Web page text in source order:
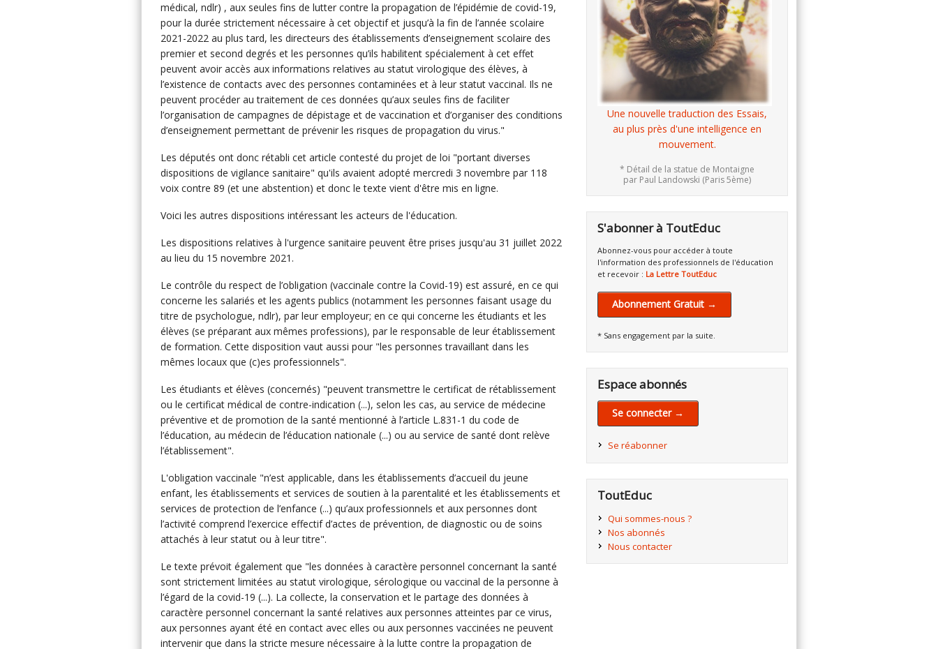
médical, ndlr) , aux seules fins de lutter contre la propagation de l’épidémie de covid-19,
pour la durée strictement nécessaire à cet objectif et jusqu’à la fin de l’année scolaire
2021-2022 au plus tard, les directeurs des établissements d’enseignement scolaire des
premier et second degrés et les personnes qu’ils habilitent spécialement à cet effet
peuvent avoir accès aux informations relatives au statut virologique des élèves, à
l’existence de contacts avec des personnes contaminées et à leur statut vaccinal. Ils ne
peuvent procéder au traitement de ces données qu’aux seules fins de faciliter
l’organisation de campagnes de dépistage et de vaccination et d’organiser des conditions
d’enseignement permettant de prévenir les risques de propagation du virus."
Les députés ont donc rétabli cet article contesté du projet de loi "portant diverses
dispositions de vigilance sanitaire" qu'ils avaient adopté mercredi 3 novembre par 118
voix contre 89 (et une abstention) et donc le texte vient d'être mis en ligne.
Voici les autres dispositions intéressant les acteurs de l'éducation.
Les dispositions relatives à l'urgence sanitaire peuvent être prises jusqu'au 31 juillet 2022
au lieu du 15 novembre 2021.
Le contrôle du respect de l’obligation (vaccinale contre la Covid-19) est assuré, en ce qui
concerne les salariés et les agents publics (notamment les personnes faisant usage du
titre de psychologue, ndlr), par leur employeur; en ce qui concerne les étudiants et les
élèves (se préparant aux mêmes professions), par le responsable de leur établissement
de formation. Cette disposition vaut aussi pour "les personnes travaillant dans les
mêmes locaux que (c)es professionnels".
Les étudiants et élèves (concernés) "peuvent transmettre le certificat de rétablissement
ou le certificat médical de contre-indication (...), selon les cas, au service de médecine
préventive et de promotion de la santé mentionné à l’article L.831-1 du code de
l’éducation, au médecin de l’éducation nationale (...) ou au service de santé dont relève
l’établissement".
L'obligation vaccinale "n’est applicable, dans les établissements d’accueil du jeune
enfant, les établissements et services de soutien à la parentalité et les établissements et
services de protection de l’enfance (...) qu’aux professionnels et aux personnes dont
l’activité comprend l’exercice effectif d’actes de prévention, de diagnostic ou de soins
attachés à leur statut ou à leur titre".
Le texte prévoit également que "les données à caractère personnel concernant la santé
sont strictement limitées au statut virologique, sérologique ou vaccinal de la personne à
l’égard de la covid-19 (...). La collecte, la conservation et le partage des données à
caractère personnel concernant la santé relatives aux personnes atteintes par ce virus,
aux personnes ayant été en contact avec elles ou aux personnes vaccinées ne peuvent
intervenir que dans la stricte mesure nécessaire à la lutte contre la propagation de
Une nouvelle traduction des Essais,
au plus près d'une intelligence en
mouvement.
* Détail de la statue de Montaigne
par Paul Landowski (Paris 5ème)
S'abonner à ToutEduc
Abonnez-vous pour accéder à toute
l'information des professionnels de l'éducation
et recevoir : La Lettre ToutEduc
Abonnement Gratuit →
* Sans engagement par la suite.
Espace abonnés
Se connecter →
Se réabonner
ToutEduc
Qui sommes-nous ?
Nos abonnés
Nous contacter